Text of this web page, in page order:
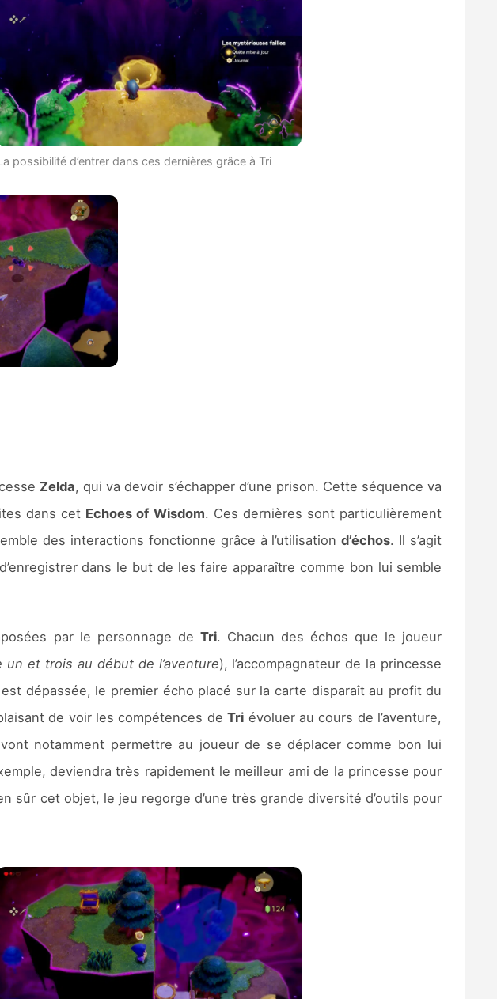
possibilité d’entrer dans ces dernières grâce à Tri
Zelda, qui va devoir s’échapper d’une prison. Cette séquence va
dans cet Echoes of Wisdom. Ces dernières sont particulièrement
des interactions fonctionne grâce à l’utilisationd’échos. Il s’agit
dans le but de les faire apparaître comme bon lui semble
par le personnage de Tri. Chacun des échos que le joueur
un et trois au début de l’aventure), l’accompagnateur de la princesse
dépassée, le premier écho placé sur la carte disparaît au profit du
de voir les compétences deTri évoluer au cours de l’aventure,
notamment permettre au joueur de se déplacer comme bon lui
deviendra très rapidement le meilleur ami de la princesse pour
sûr cet objet, le jeu regorge d’une très grande diversité d’outils pour